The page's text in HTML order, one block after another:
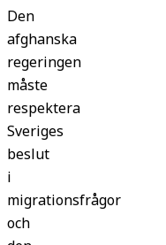
Den
afghanska
regeringen
måste
respektera
Sveriges
beslut
i
migrationsfrågor
och